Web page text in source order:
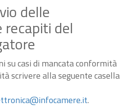
delle
recapiti del
su casi di mancata conformità
scrivere alla seguente casella
.